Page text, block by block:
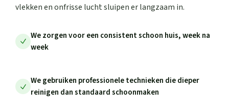
vlekken en onfrisse lucht sluipen er langzaam in.
We zorgen voor een consistent schoon huis, week na
week
We gebruiken professionele technieken die dieper
reinigen dan standaard schoonmaken